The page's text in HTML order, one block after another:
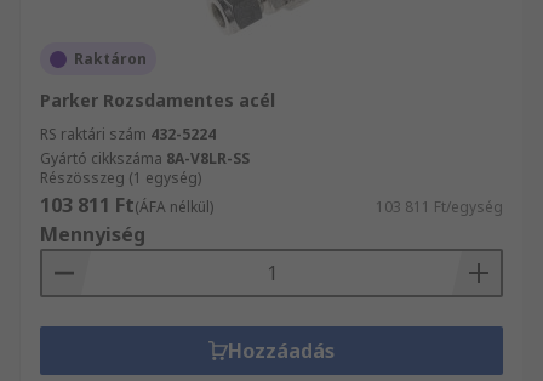
Raktáron
Parker Rozsdamentes acél
RS raktári szám 432-5224
Gyártó cikkszáma 8A-V8LR-SS
Részösszeg (1 egység)
103 811 Ft(ÁFA nélkül) 103 811 Ft/egység
Mennyiség
Hozzáadás